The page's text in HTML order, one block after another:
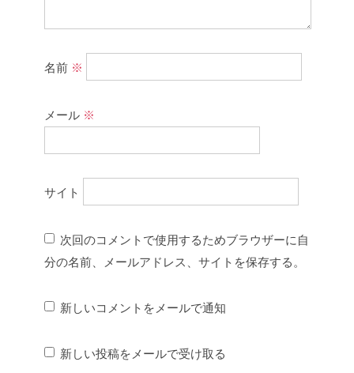
名前 ※
メール ※
サイト
次回のコメントで使用するためブラウザーに自
分の名前、メールアドレス、サイトを保存する。
新しいコメントをメールで通知
新しい投稿をメールで受け取る